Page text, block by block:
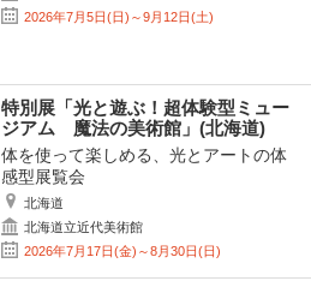
2026年7月5日(日)～9月12日(土)
特別展「光と遊ぶ！超体験型ミュー
ジアム 魔法の美術館」(北海道)
体を使って楽しめる、光とアートの体
感型展覧会
北海道
北海道立近代美術館
2026年7月17日(金)～8月30日(日)